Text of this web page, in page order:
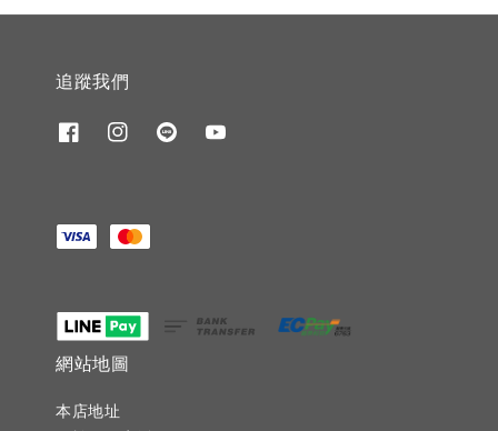
追蹤我們
網站地圖
本店地址